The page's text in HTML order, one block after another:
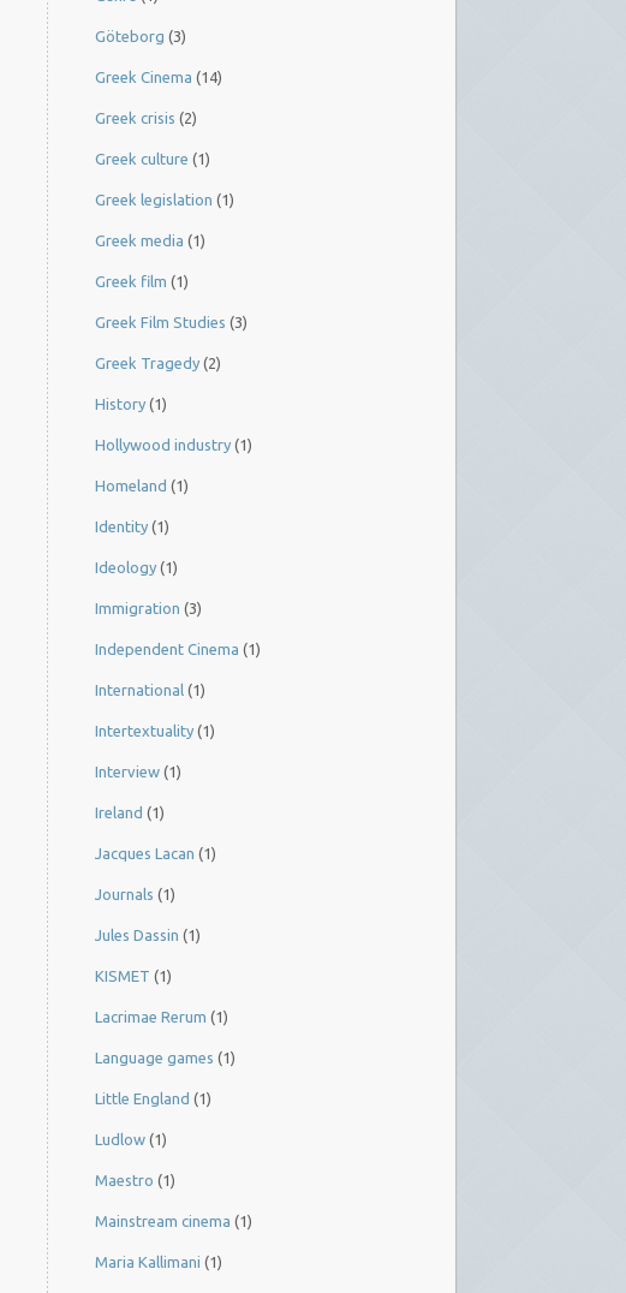
Göteborg (3)
Greek Cinema (14)
Greek crisis (2)
Greek culture (1)
Greek legislation (1)
Greek media (1)
Greek film (1)
Greek Film Studies (3)
Greek Tragedy (2)
History (1)
Hollywood industry (1)
Homeland (1)
Identity (1)
Ideology (1)
Immigration (3)
Independent Cinema (1)
International (1)
Intertextuality (1)
Interview (1)
Ireland (1)
Jacques Lacan (1)
Journals (1)
Jules Dassin (1)
KISMET (1)
Lacrimae Rerum (1)
Language games (1)
Little England (1)
Ludlow (1)
Maestro (1)
Mainstream cinema (1)
Maria Kallimani (1)